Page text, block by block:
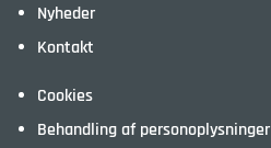
Nyheder
Kontakt
Cookies
Behandling af personoplysninger